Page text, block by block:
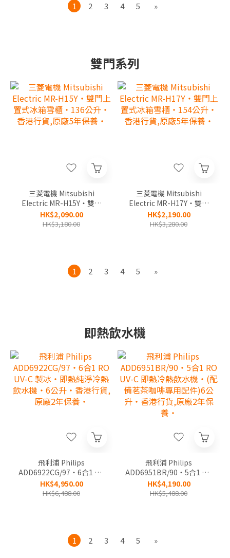
1 2 3 4 5 »
雙門系列
三菱電機 Mitsubishi
Electric MR-H15Y‧雙門
上置式冰箱雪櫃‧136公
升‧香港行貨,原廠5年保
HK$2,090.00
HK$3,180.00
三菱電機 Mitsubishi
Electric MR-H17Y‧雙門
上置式冰箱雪櫃‧154公
升‧香港行貨,原廠5年保
HK$2,190.00
HK$3,280.00
1 2 3 4 5 »
即熱飲水機
飛利浦 Philips
ADD6922CG/97‧6合1 RO
UV-C 製冰‧即熱純淨冷熱
飲水機‧6公升‧香港行貨,
HK$4,950.00
HK$6,488.00
飛利浦 Philips
ADD6951BR/90‧5合1 RO
UV-C 即熱冷熱飲水機‧(配
備茗茶咖啡專用配件)6公
HK$4,190.00
HK$5,488.00
1 2 3 4 5 »